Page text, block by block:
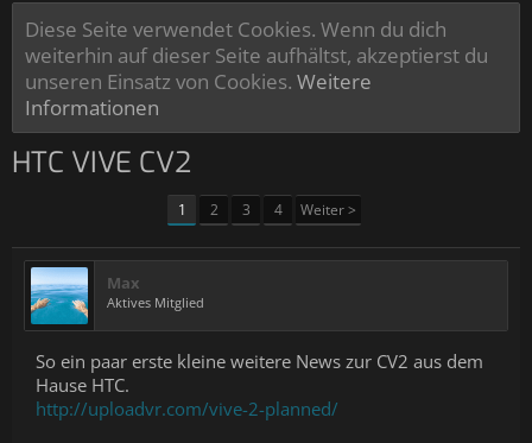
Diese Seite verwendet Cookies. Wenn du dich
weiterhin auf dieser Seite aufhältst, akzeptierst du
unseren Einsatz von Cookies. Weitere
Informationen
HTC VIVE CV2
1 2 3 4 Weiter >
Max
Aktives Mitglied
So ein paar erste kleine weitere News zur CV2 aus dem
Hause HTC.
http://uploadvr.com/vive-2-planned/